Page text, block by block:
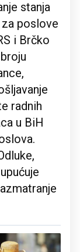
stanja
poslove
i Brčko
radnih
u BiH